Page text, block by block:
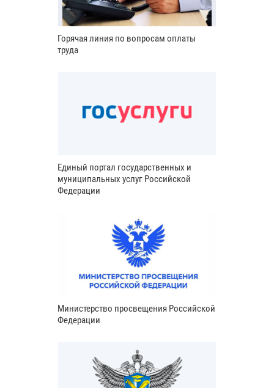
Горячая линия по вопросам оплаты
труда
Единый портал государственных и
муниципальных услуг Российской
Федерации
Министерство просвещения Российской
Федерации